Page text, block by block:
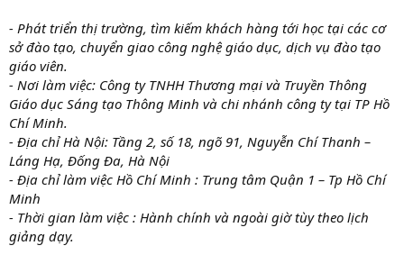
- Phát triển thị trường, tìm kiếm khách hàng tới học tại các cơ
sở đào tạo, chuyển giao công nghệ giáo dục, dịch vụ đào tạo
giáo viên.
- Nơi làm việc: Công ty TNHH Thương mại và Truyền Thông
Giáo dục Sáng tạo Thông Minh và chi nhánh công ty tại TP Hồ
Chí Minh.
- Địa chỉ Hà Nội: Tầng 2, số 18, ngõ 91, Nguyễn Chí Thanh –
Láng Hạ, Đống Đa, Hà Nội
- Địa chỉ làm việc Hồ Chí Minh : Trung tâm Quận 1 – Tp Hồ Chí
Minh
- Thời gian làm việc : Hành chính và ngoài giờ tùy theo lịch
giảng dạy.